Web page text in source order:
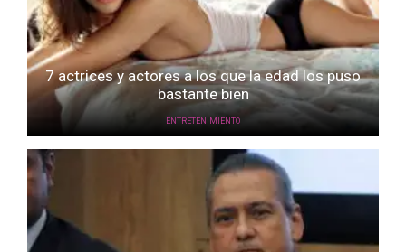
7 actrices y actores a los que la edad los puso
bastante bien
ENTRETENIMIENTO